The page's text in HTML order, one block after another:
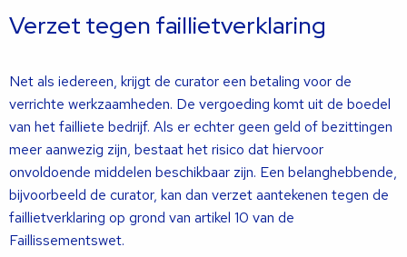
Verzet tegen faillietverklaring
Net als iedereen, krijgt de curator een betaling voor de
verrichte werkzaamheden. De vergoeding komt uit de boedel
van het failliete bedrijf. Als er echter geen geld of bezittingen
meer aanwezig zijn, bestaat het risico dat hiervoor
onvoldoende middelen beschikbaar zijn. Een belanghebbende,
bijvoorbeeld de curator, kan dan verzet aantekenen tegen de
faillietverklaring op grond van artikel 10 van de
Faillissementswet.